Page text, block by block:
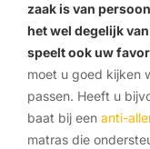
zaak is van
het wel degelijk
speelt ook uw
moet u goed kijken
passen. Heeft u
baat bij een anti-
matras die